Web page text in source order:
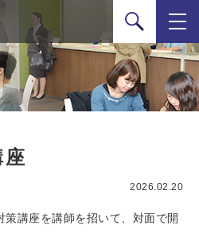
検索
座
2026.02.20
講座を講師を招いて、対面で開